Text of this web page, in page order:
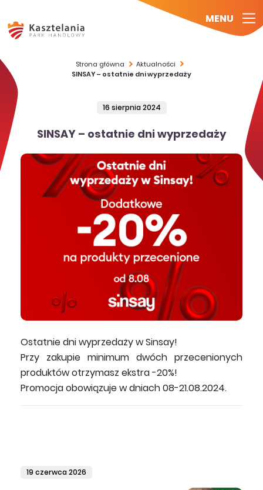
MENU
Strona główna Aktualności
SINSAY – ostatnie dni wyprzedaży
16 sierpnia 2024
SINSAY – ostatnie dni wyprzedaży
Ostatnie dni wyprzedaży w Sinsay!
Przy zakupie minimum dwóch przecenionych
produktów otrzymasz ekstra -20%!
Promocja obowiązuje w dniach 08-21.08.2024.
19 czerwca 2026